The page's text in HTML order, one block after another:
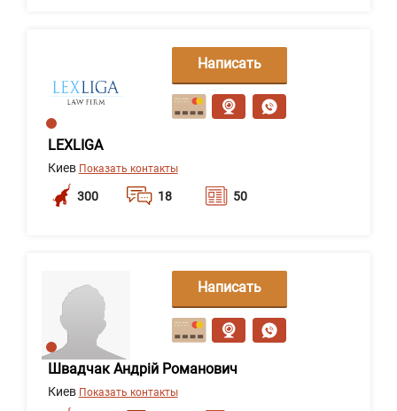
LEXLIGA
Киев Показать контакты
300 18 50
Написать
сообщение
Швадчак Андрій Романович
Киев Показать контакты
Написать
сообщение